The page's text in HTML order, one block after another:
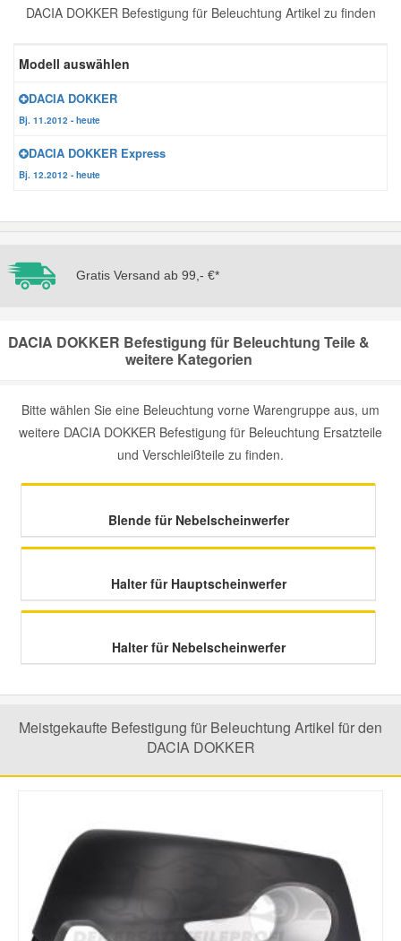
DACIA DOKKER Befestigung für Beleuchtung Artikel zu finden
Modell auswählen
DACIA DOKKER
Bj. 11.2012 - heute
DACIA DOKKER Express
Bj. 12.2012 - heute
Gratis Versand ab 99,- €*
DACIA DOKKER Befestigung für Beleuchtung Teile &
weitere Kategorien
Bitte wählen Sie eine Beleuchtung vorne Warengruppe aus, um
weitere DACIA DOKKER Befestigung für Beleuchtung Ersatzteile
und Verschleißteile zu finden.
Blende für Nebelscheinwerfer
Halter für Hauptscheinwerfer
Halter für Nebelscheinwerfer
Meistgekaufte Befestigung für Beleuchtung Artikel für den
DACIA DOKKER
Reparatur-Zubehör
Schlüsselgehäuse
Winter-Autozubehör
Hyundai Ersatzteile
Jeep Ersatzteile
Kia Ersatzteile
Mazda Ersatzteile
Mercedes Ersatzteile
Mini Ersatzteile
Mitsubishi Ersatzteile
Nissan Ersatzteile
Porsche Ersatzteile
Smart Ersatzteile
Suzuki Ersatzteile